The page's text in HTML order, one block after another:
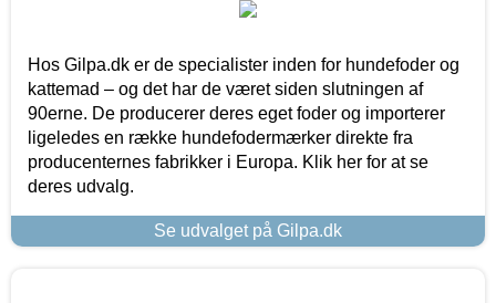
Hos Gilpa.dk er de specialister inden for hundefoder og
kattemad – og det har de været siden slutningen af
90erne. De producerer deres eget foder og importerer
ligeledes en række hundefodermærker direkte fra
producenternes fabrikker i Europa. Klik her for at se
deres udvalg.
Se udvalget på Gilpa.dk